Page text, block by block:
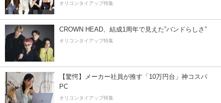
オリコンタイアップ特集
CROWN HEAD、結成1周年で見えた”バンドらしさ”
オリコンタイアップ特集
【驚愕】メーカー社員が推す「10万円台」神コスパ
PC
オリコンタイアップ特集